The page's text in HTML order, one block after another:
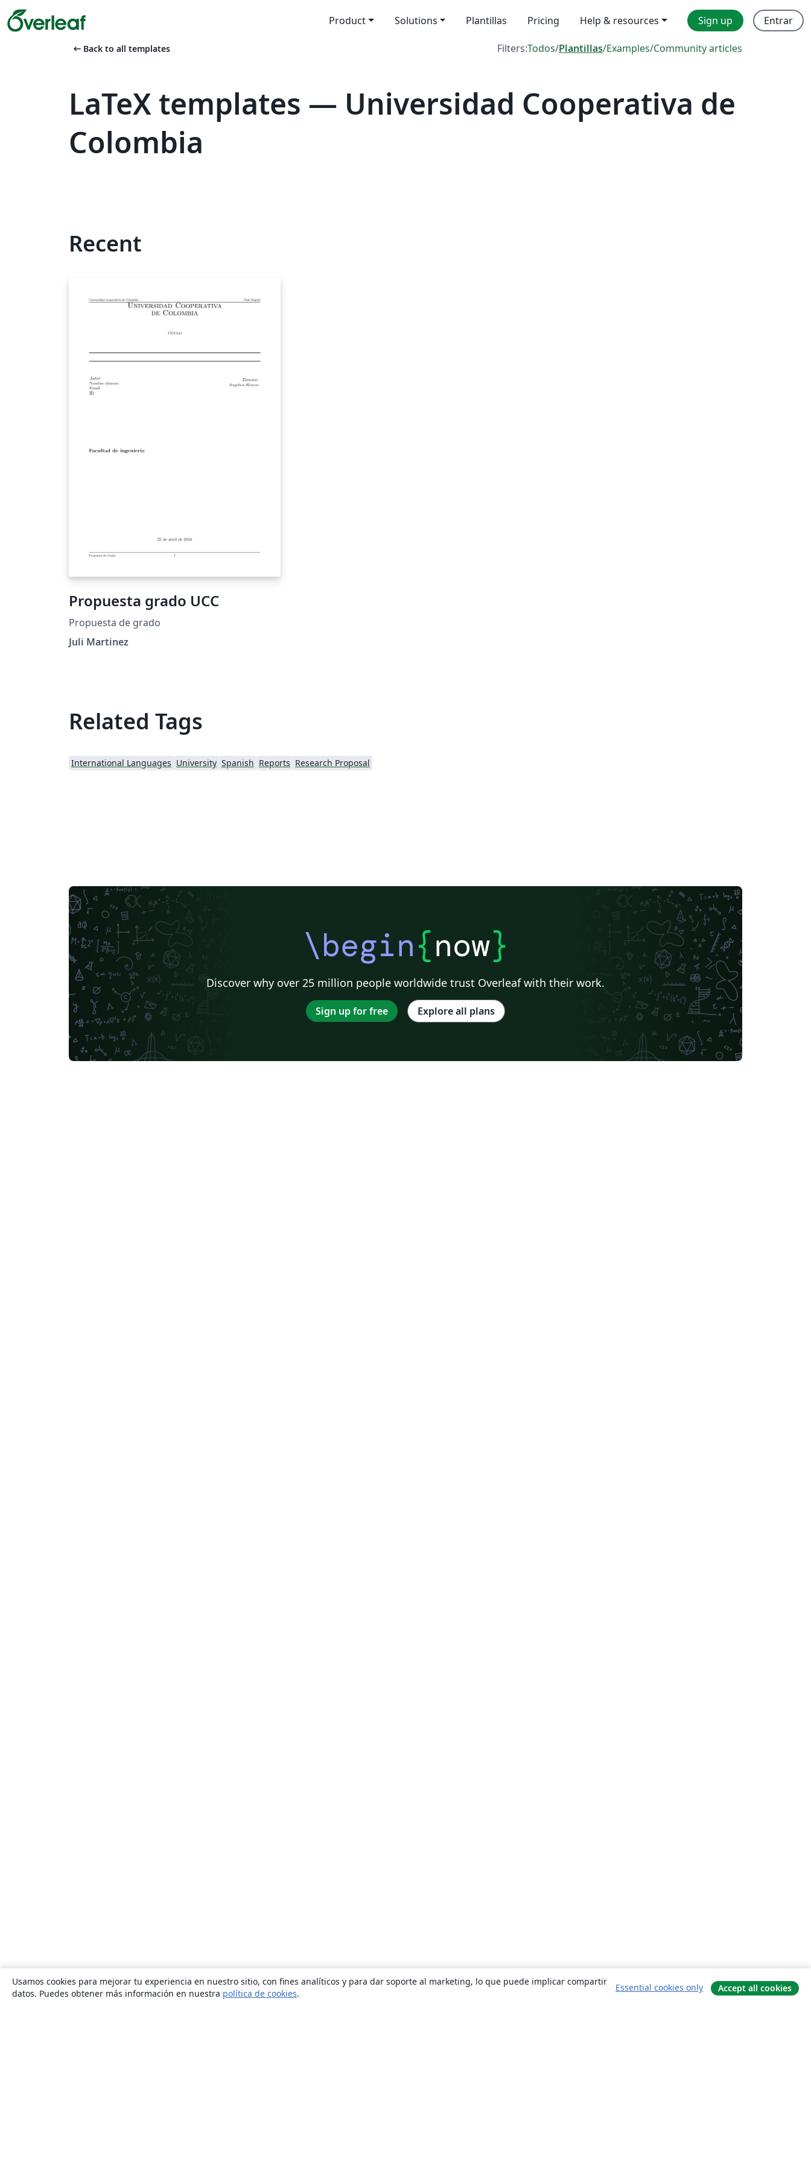
Product Solutions Plantillas Pricing Help & resources Sign up Entrar
arrow_left_alt Back to all templates Filters:Todos/Plantillas/Examples/Community articles
LaTeX templates — Universidad Cooperativa de
Colombia
Recent
Propuesta grado UCC
Propuesta de grado
Juli Martinez
Related Tags
International Languages University Spanish Reports Research Proposal
\begin{now}
Discover why over 25 million people worldwide trust Overleaf with their work.
Sign up for free Explore all plans
Usamos cookies para mejorar tu experiencia en nuestro sitio, con fines analíticos y para dar soporte al marketing, lo que puede implicar compartir
datos. Puedes obtener más información en nuestra política de cookies.
Essential cookies only Accept all cookies